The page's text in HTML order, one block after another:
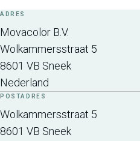
ADRES
Movacolor B.V.
Wolkammersstraat 5
8601 VB Sneek
Nederland
POSTADRES
Wolkammersstraat 5
8601 VB Sneek